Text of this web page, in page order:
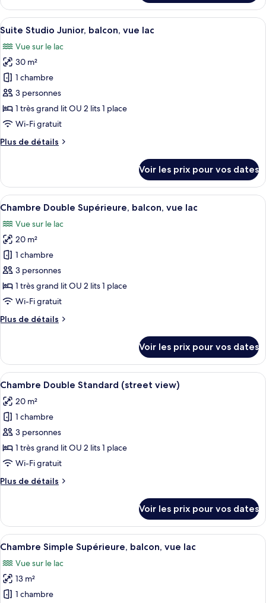
balcon,
vue
lac
le
type
de
Chambre
Double
Classique,
balcon,
vue
lac
Afficher
toutes
les
photos
pour
ce
type
de
chambre :
Suite
balcon,
vue
lac
Une chambre d’hôtel équipée d’un
6
Suite Studio Junior, balcon, vue lac
Vue sur le lac
30 m²
1 chambre
3 personnes
1 très grand lit OU 2 lits 1 place
Wi-Fi gratuit
Plus de détails
Plus
le
type
de
Suite
Studio
Junior,
balcon,
vue
lac
Voir les prix pour vos dates
Afficher
toutes
les
photos
pour
ce
type
de
chambre :
Chambre
balcon,
vue
lac
Une chambre d’hôtel avec un grand
9
Chambre Double Supérieure, balcon, vue lac
Vue sur le lac
20 m²
1 chambre
3 personnes
1 très grand lit OU 2 lits 1 place
Wi-Fi gratuit
Plus de détails
Plus
le
type
de
Chambre
Double
balcon,
vue
lac
Voir les prix pour vos dates
Afficher
toutes
les
photos
pour
ce
type
chambre :
Standard
(street
Une chambre d’hôtel avec un lit,
4
Chambre Double Standard (street view)
20 m²
1 chambre
3 personnes
1 très grand lit OU 2 lits 1 place
Wi-Fi gratuit
Plus de détails
Plus
le
type
de
Chambre
Double
Standard
(street
Voir les prix pour vos dates
Afficher
toutes
les
photos
pour
Une chambre d’hôtel avec un lit,
6
Chambre Simple Supérieure, balcon, vue lac
Vue sur le lac
13 m²
1 chambre